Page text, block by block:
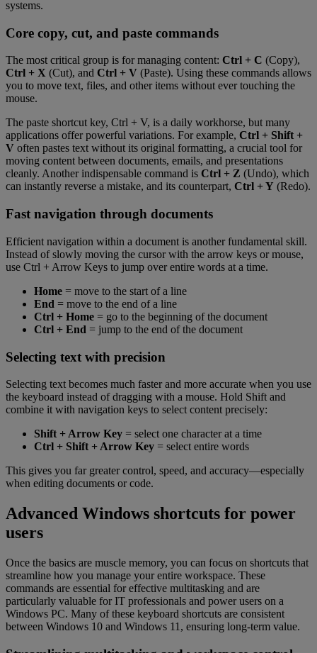
systems.
Core copy, cut, and paste commands
The most critical group is for managing content: Ctrl + C (Copy),
Ctrl + X (Cut), and Ctrl + V (Paste). Using these commands allows
you to move text, files, and other items without ever touching the
mouse.
The paste shortcut key, Ctrl + V, is a daily workhorse, but many
applications offer powerful variations. For example, Ctrl + Shift +
V often pastes text without its original formatting, a crucial tool for
moving content between documents, emails, and presentations
cleanly. Another indispensable command is Ctrl + Z (Undo), which
can instantly reverse a mistake, and its counterpart, Ctrl + Y (Redo).
Fast navigation through documents
Efficient navigation within a document is another fundamental skill.
Instead of slowly moving the cursor with the arrow keys or mouse,
use Ctrl + Arrow Keys to jump over entire words at a time.
Home = move to the start of a line
End = move to the end of a line
Ctrl + Home = go to the beginning of the document
Ctrl + End = jump to the end of the document
Selecting text with precision
Selecting text becomes much faster and more accurate when you use
the keyboard instead of dragging with a mouse. Hold Shift and
combine it with navigation keys to select content precisely:
Shift + Arrow Key = select one character at a time
Ctrl + Shift + Arrow Key = select entire words
This gives you far greater control, speed, and accuracy—especially
when editing documents or code.
Advanced Windows shortcuts for power
users
Once the basics are muscle memory, you can focus on shortcuts that
streamline how you manage your entire workspace. These
commands are essential for effective multitasking and are
particularly valuable for IT professionals and power users on a
Windows PC. Many of these keyboard shortcuts are consistent
between Windows 10 and Windows 11, ensuring long-term value.